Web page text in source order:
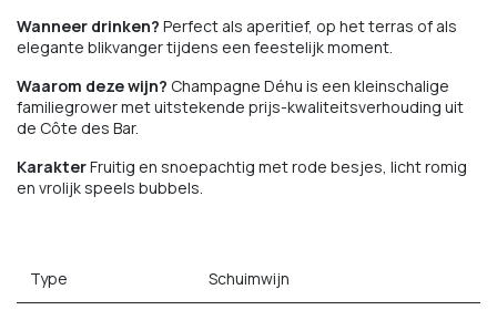
Wanneer drinken? Perfect als aperitief, op het terras of als
elegante blikvanger tijdens een feestelijk moment.
Waarom deze wijn? Champagne Déhu is een kleinschalige
familiegrower met uitstekende prijs-kwaliteitsverhouding uit
de Côte des Bar.
KarakterFruitig en snoepachtig met rode besjes, licht romig
en vrolijk speels bubbels.
Type Schuimwijn